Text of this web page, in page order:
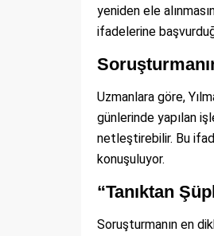
yeniden ele
ifadelerine
Uzmanlara göre,
günlerinde yapılan
netleştirebilir. Bu
konuşuluyor.
“Tanıktan
Soruşturmanın en